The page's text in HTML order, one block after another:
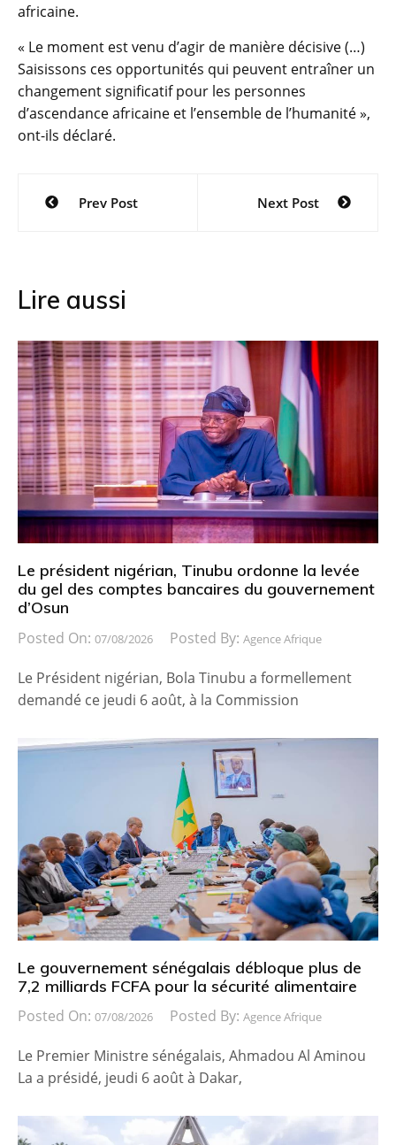
africaine.
« Le moment est venu d’agir de manière décisive (…)
Saisissons ces opportunités qui peuvent entraîner un
changement significatif pour les personnes
d’ascendance africaine et l’ensemble de l’humanité »,
ont-ils déclaré.
Navigation
Prev Post Next Post
Lire aussi
Le président nigérian, Tinubu ordonne la levée
du gel des comptes bancaires du gouvernement
d’Osun
Posted On: 07/08/2026 Posted By: Agence Afrique
Le Président nigérian, Bola Tinubu a formellement
demandé ce jeudi 6 août, à la Commission
Le gouvernement sénégalais débloque plus de
7,2 milliards FCFA pour la sécurité alimentaire
Posted On: 07/08/2026 Posted By: Agence Afrique
Le Premier Ministre sénégalais, Ahmadou Al Aminou
La a présidé, jeudi 6 août à Dakar,